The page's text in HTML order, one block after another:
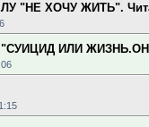
"НЕ ХОЧУ ЖИТЬ".
"СУИЦИД ИЛИ